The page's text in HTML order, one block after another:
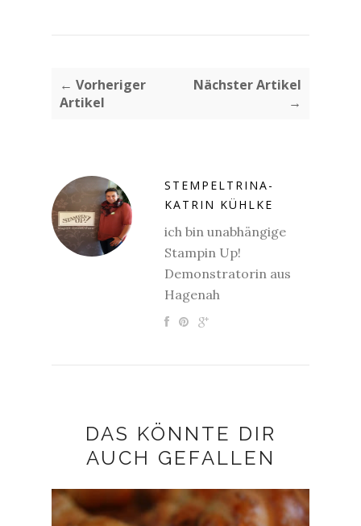
← Vorheriger
Artikel
Nächster Artikel
→
STEMPELTRINA-
KATRIN KÜHLKE
ich bin unabhängige
Stampin Up!
Demonstratorin aus
Hagenah
DAS KÖNNTE DIR
AUCH GEFALLEN